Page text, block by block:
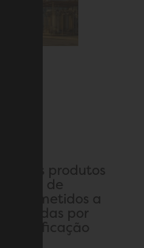
dos produtos
de
submetidos a
por
certificação